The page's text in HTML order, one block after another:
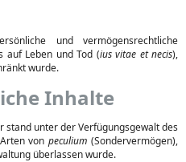
und vermögensrechtliche
auf Leben und Tod (ius vitae et necis),
wurde.
Inhalte
stand unter der Verfügungsgewalt des
von peculium (Sondervermögen),
überlassen wurde.